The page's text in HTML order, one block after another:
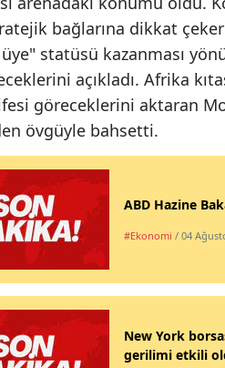
bağlarına dikkat
statüsü kazanması
açıkladı. Afrika
göreceklerini aktaran
övgüyle bahsetti.
ABD Hazine
#Ekonomi / 04
New York
gerilimi etkili